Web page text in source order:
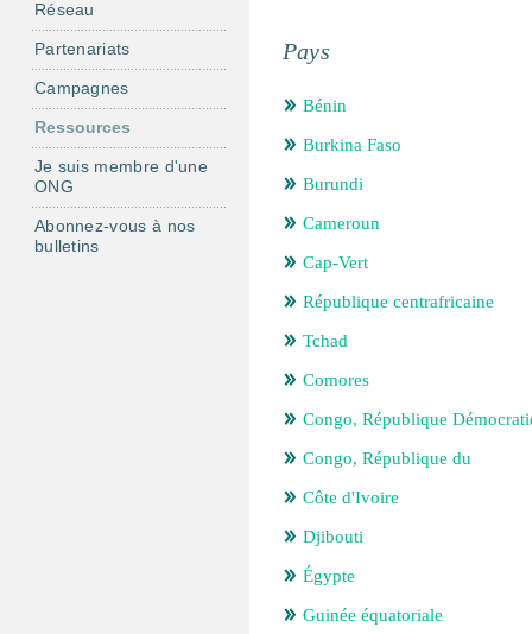
Pays
Bénin
Burkina Faso
Burundi
Cameroun
Cap-Vert
République centrafricaine
Tchad
Comores
Congo, République
Congo, République du
Côte d'Ivoire
Djibouti
Égypte
Guinée équatoriale
Réseau
Partenariats
Campagnes
Ressources
Je suis membre d'une
ONG
Abonnez-vous à nos
bulletins